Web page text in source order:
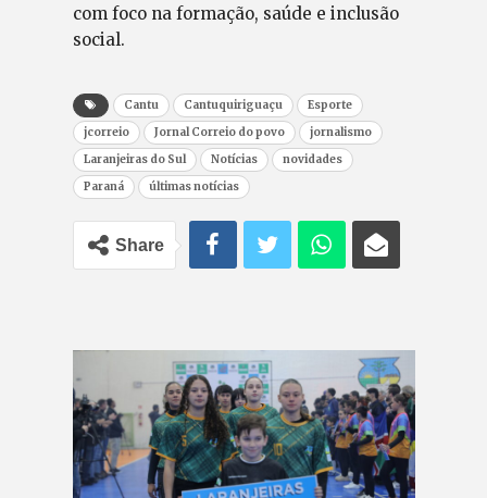
com foco na formação, saúde e inclusão
social.
Cantu Cantuquiriguaçu
Esporte
jcorreio
Jornal Correio do povo
jornalismo
Laranjeiras do Sul
Notícias
novidades
Paraná
últimas notícias
Share